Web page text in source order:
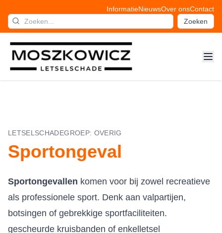
InformatieNieuwsOver onsContact
Zoeken
LETSELSCHADEGROEP: OVERIG
Sportongeval
Sportongevallen komen voor bij zowel recreatieve
als professionele sport. Denk aan valpartijen,
botsingen of gebrekkige sportfaciliteiten.
gescheurde kruisbanden of enkelletsel